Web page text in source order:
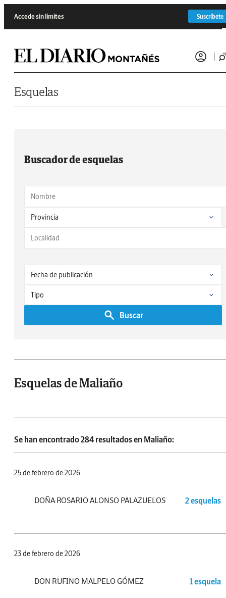
Accede sin límites Suscríbete
Esquelas
Buscador de esquelas
Buscar
Esquelas de Maliaño
Se han encontrado 284 resultados en Maliaño:
25 de febrero de 2026
DOÑA ROSARIO ALONSO PALAZUELOS 2 esquelas
23 de febrero de 2026
DON RUFINO MALPELO GÓMEZ 1 esquela